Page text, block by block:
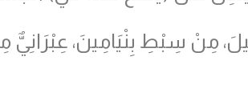
مِنْ سِبْطِ بِنْيَامِينَ، عِبْرَانِيٌّ